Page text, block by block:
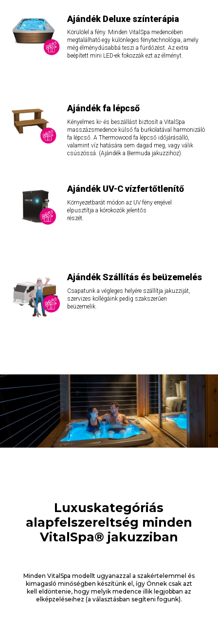
Ajándék Deluxe színterápia
Körülölel a fény. Minden VitalSpa medencében
megtalálható egy különleges fénytechnológia, amely
még élménydúsabbá teszi a fürdőzést. Az extra
beépített mini LED-ek fokozzák ezt az élményt.
Ajándék fa lépcső
Kényelmes ki- és beszállást biztosít a VitalSpa
masszázsmedence külső fa burkolatával harmonizáló
fa lépcső. A Thermowood fa lépcső időjárásálló,
valamint víz hatására sem dagad meg, vagy válik
csúszóssá. (Ajándék a Bermuda jakuzzihoz).
Ajándék UV-C vízfertőtlenítő
Környezetbarát módon az UV fény erejével
elpusztítja a kórokozók jelentős
részét.
Ajándék Szállítás és beüzemelés
Csapatunk a végleges helyére szállítja jakuzziját,
szervizes kollégáink pedig szakszerűen
beüzemelik.
Luxuskategóriás
alapfelszereltség minden
VitalSpa® jakuzziban
Minden VitalSpa modellt ugyanazzal a szakértelemmel és
kimagasló minőségben készítünk el, így Önnek csak azt
kell eldöntenie, hogy melyik medence illik legjobban az
elképzeléseihez (a választásban segíteni fogunk).